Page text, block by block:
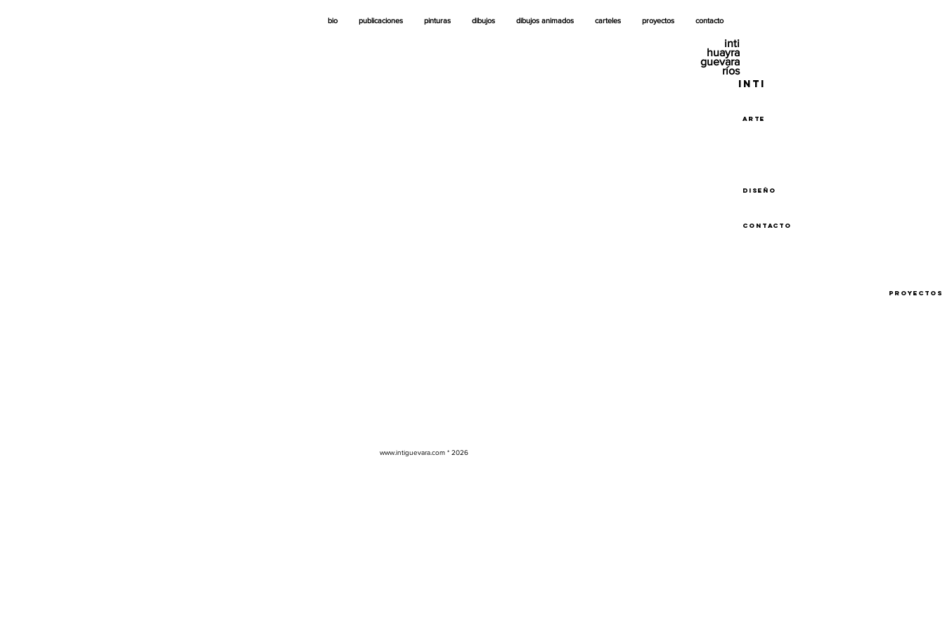
inti
huayra
guevara
ríos
bio publicaciones pinturas dibujos dibujos animados carteles proyectos contacto
inti
arte
diseño
contacto
proyectos
www.intiguevara.com * 2026